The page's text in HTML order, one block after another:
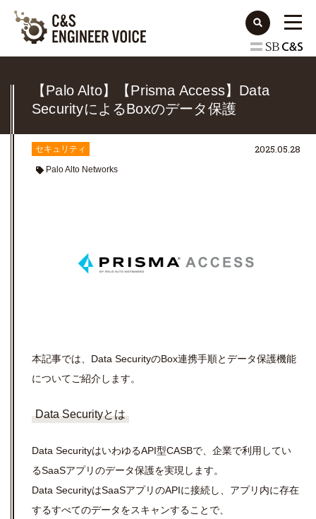
【Palo Alto】【Prisma Access】Data
SecurityによるBoxのデータ保護
セキュリティ
Palo Alto Networks
2025.05.28
本記事では、Data SecurityのBox連携手順とデータ保護機能
についてご紹介します。
Data Securityとは
Data SecurityはいわゆるAPI型CASBで、企業で利用してい
るSaaSアプリのデータ保護を実現します。
Data SecurityはSaaSアプリのAPIに接続し、アプリ内に存在
するすべてのデータをスキャンすることで、